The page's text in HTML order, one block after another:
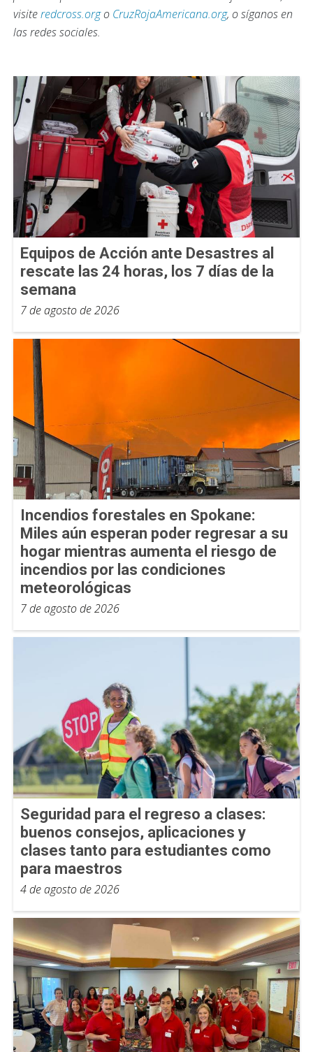
visiteredcross.orgo CruzRojaAmericana.org, o síganos en
las redes sociales.
Equipos de Acción ante Desastres al
rescate las 24 horas, los 7 días de la
semana
7 de agosto de 2026
Incendios forestales en Spokane:
Miles aún esperan poder regresar a su
hogar mientras aumenta el riesgo de
incendios por las condiciones
meteorológicas
7 de agosto de 2026
Seguridad para el regreso a clases:
buenos consejos, aplicaciones y
clases tanto para estudiantes como
para maestros
4 de agosto de 2026